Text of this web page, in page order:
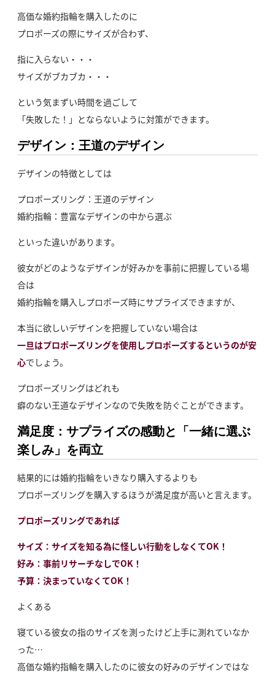
高価な婚約指輪を購入したのに
プロポーズの際にサイズが合わず、
指に入らない・・・
サイズがブカブカ・・・
という気まずい時間を過ごして
「失敗した！」とならないように対策ができます。
デザイン：王道のデザイン
デザインの特徴としては
プロポーズリング：王道のデザイン
婚約指輪：豊富なデザインの中から選ぶ
といった違いがあります。
彼女がどのようなデザインが好みかを事前に把握している場
合は
婚約指輪を購入しプロポーズ時にサプライズできますが、
本当に欲しいデザインを把握していない場合は
一旦はプロポーズリングを使用しプロポーズするというのが安
心でしょう。
プロポーズリングはどれも
癖のない王道なデザインなので失敗を防ぐことができます。
満足度：サプライズの感動と「一緒に選ぶ
楽しみ」を両立
結果的には婚約指輪をいきなり購入するよりも
プロポーズリングを購入するほうが満足度が高いと言えます。
プロポーズリングであれば
サイズ：サイズを知る為に怪しい行動をしなくてOK！
好み：事前リサーチなしでOK！
予算：決まっていなくてOK！
よくある
寝ている彼女の指のサイズを測ったけど上手に測れていなか
った…
高価な婚約指輪を購入したのに彼女の好みのデザインではな